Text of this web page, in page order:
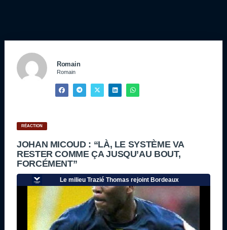
Romain
Romain
RÉACTION
JOHAN MICOUD : “LÀ, LE SYSTÈME VA
RESTER COMME ÇA JUSQU’AU BOUT,
FORCÉMENT”